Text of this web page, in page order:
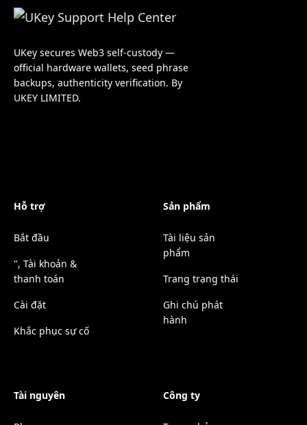
UKey secures Web3 self-custody —
official hardware wallets, seed phrase
backups, authenticity verification. By
UKEY LIMITED.
Hỗ trợ
Bắt đầu
", Tài khoản &
thanh toán
Cài đặt
Khắc phục sự cố
Sản phẩm
Tài liệu sản
phẩm
Trang trạng thái
Ghi chú phát
hành
Tài nguyên Công ty